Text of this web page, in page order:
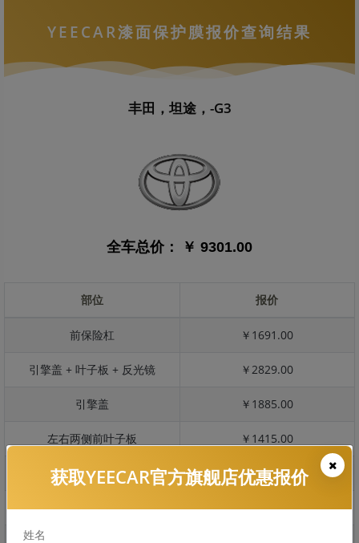
YEECAR漆面保护膜报价查询结果
丰田，坦途，-G3
全车总价： ￥ 9301.00
部位 报价
前保险杠 ￥1691.00
引擎盖 + 叶子板 + 反光镜 ￥2829.00
引擎盖 ￥1885.00
左右两侧前叶子板 ￥1415.00
反光镜 ￥283.00
后保险杠 ￥1320.00
获取YEECAR官方旗舰店优惠报价
姓名